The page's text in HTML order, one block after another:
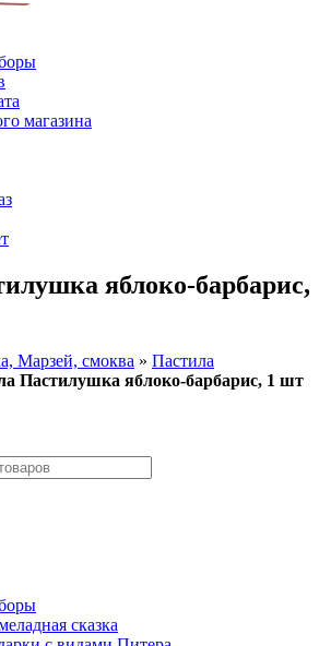
магазина
яблоко-барбарис,
Марзей, смоква » Пастила
Пастилушка яблоко-барбарис, 1 шт
сказка